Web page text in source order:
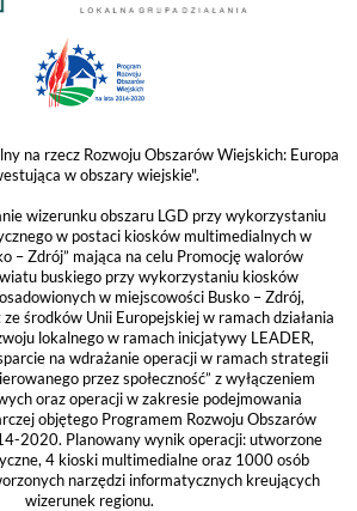
na rzecz Rozwoju Obszarów Wiejskich: Europa
w obszary wiejskie".
wizerunku obszaru LGD przy wykorzystaniu
w postaci kiosków multimedialnych w
– Zdrój” mająca na celu Promocję walorów
buskiego przy wykorzystaniu kiosków
w miejscowości Busko – Zdrój,
środków Unii Europejskiej w ramach działania
lokalnego w ramach inicjatywy LEADER,
na wdrażanie operacji w ramach strategii
przez społeczność” z wyłączeniem
oraz operacji w zakresie podejmowania
objętego Programem Rozwoju Obszarów
2020. Planowany wynik operacji: utworzone
4 kioski multimedialne oraz 1000 osób
narzędzi informatycznych kreujących
wizerunek regionu.